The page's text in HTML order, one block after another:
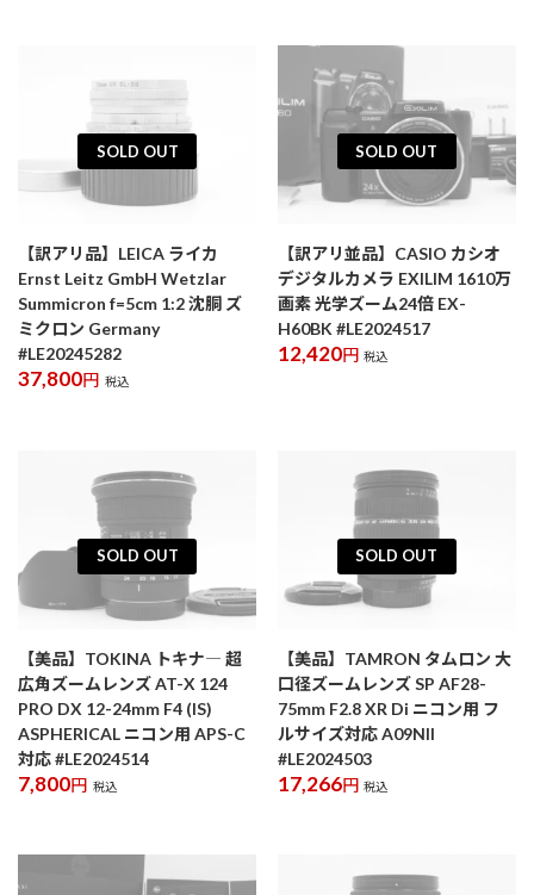
SOLD OUT
【訳アリ品】LEICA ライカ
Ernst Leitz GmbH Wetzlar
Summicron f=5cm 1:2 沈胴 ズ
ミクロン Germany
#LE20245282
37,800円 税込
SOLD OUT
【訳アリ並品】CASIO カシオ
デジタルカメラ EXILIM 1610万
画素 光学ズーム24倍 EX-
H60BK #LE2024517
12,420円 税込
SOLD OUT
【美品】TOKINA トキナ― 超
広角ズームレンズ AT-X 124
PRO DX 12-24mm F4 (IS)
ASPHERICAL ニコン用 APS-C
対応 #LE2024514
7,800円 税込
SOLD OUT
【美品】TAMRON タムロン 大
口径ズームレンズ SP AF28-
75mm F2.8 XR Di ニコン用 フ
ルサイズ対応 A09NII
#LE2024503
17,266円 税込